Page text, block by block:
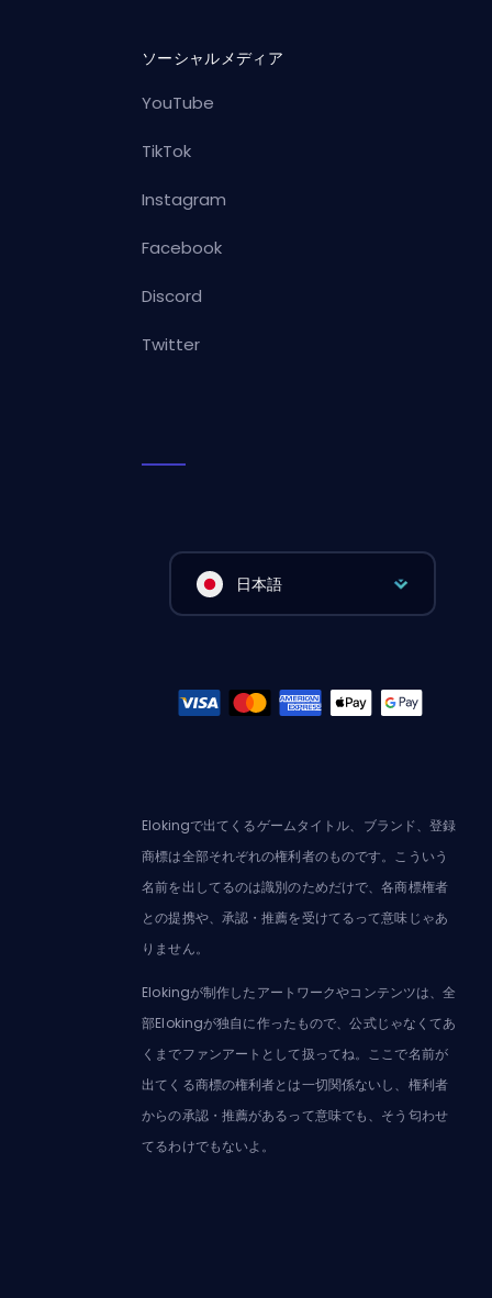
ソーシャルメディア
YouTube
TikTok
Instagram
Facebook
Discord
Twitter
日本語
Elokingで出てくるゲームタイトル、ブランド、登録
商標は全部それぞれの権利者のものです。こういう
名前を出してるのは識別のためだけで、各商標権者
との提携や、承認・推薦を受けてるって意味じゃあ
りません。
Elokingが制作したアートワークやコンテンツは、全
部Elokingが独自に作ったもので、公式じゃなくてあ
くまでファンアートとして扱ってね。ここで名前が
出てくる商標の権利者とは一切関係ないし、権利者
からの承認・推薦があるって意味でも、そう匂わせ
てるわけでもないよ。